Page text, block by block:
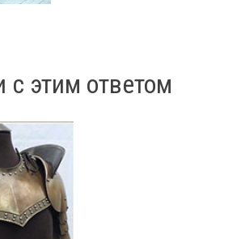
с этим ответом